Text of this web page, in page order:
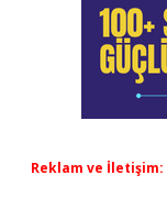
Reklam ve İletişim: